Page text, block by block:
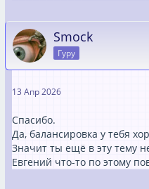
Smock
Гуру
13 Апр 2026
Спасибо.
Да, балансировка у тебя
Значит ты ещё в эту тему
Евгений что-то по этому